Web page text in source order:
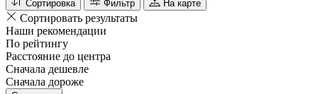
Сортировка Фильтр На карте
Сортировать результаты
Наши рекомендации
По рейтингу
Расстояние до центра
Сначала дешевле
Сначала дороже